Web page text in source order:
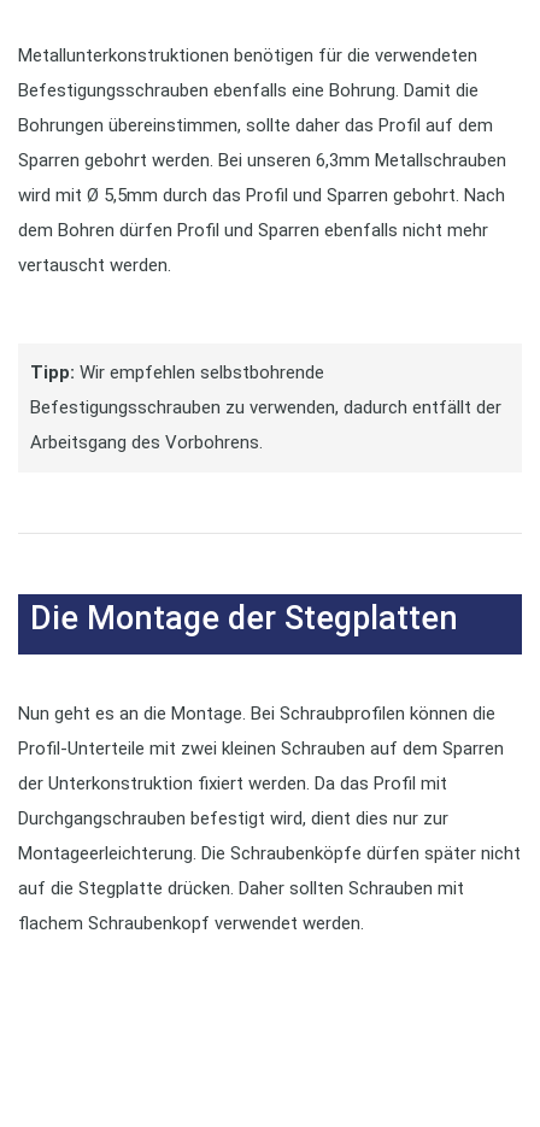
Metallunterkonstruktionen benötigen für die verwendeten
Befestigungsschrauben ebenfalls eine Bohrung. Damit die
Bohrungen übereinstimmen, sollte daher das Profil auf dem
Sparren gebohrt werden. Bei unseren 6,3mm Metallschrauben
wird mit Ø 5,5mm durch das Profil und Sparren gebohrt. Nach
dem Bohren dürfen Profil und Sparren ebenfalls nicht mehr
vertauscht werden.
Tipp: Wir empfehlen selbstbohrende
Befestigungsschrauben zu verwenden, dadurch entfällt der
Arbeitsgang des Vorbohrens.
Die Montage der Stegplatten
Nun geht es an die Montage. Bei Schraubprofilen können die
Profil-Unterteile mit zwei kleinen Schrauben auf dem Sparren
der Unterkonstruktion fixiert werden. Da das Profil mit
Durchgangschrauben befestigt wird, dient dies nur zur
Montageerleichterung. Die Schraubenköpfe dürfen später nicht
auf die Stegplatte drücken. Daher sollten Schrauben mit
flachem Schraubenkopf verwendet werden.